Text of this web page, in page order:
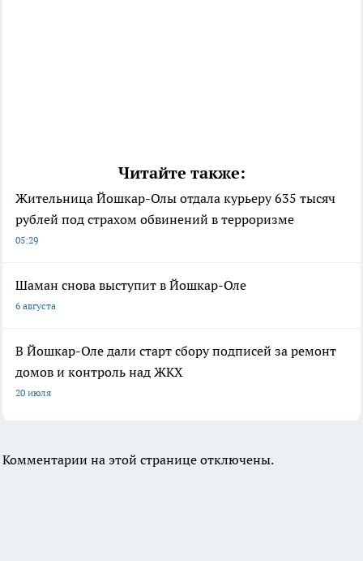
Читайте также:
Жительница Йошкар-Олы отдала курьеру 635 тысяч
рублей под страхом обвинений в терроризме
05:29
Шаман снова выступит в Йошкар-Оле
6 августа
В Йошкар-Оле дали старт сбору подписей за ремонт
домов и контроль над ЖКХ
20 июля
Комментарии на этой странице отключены.